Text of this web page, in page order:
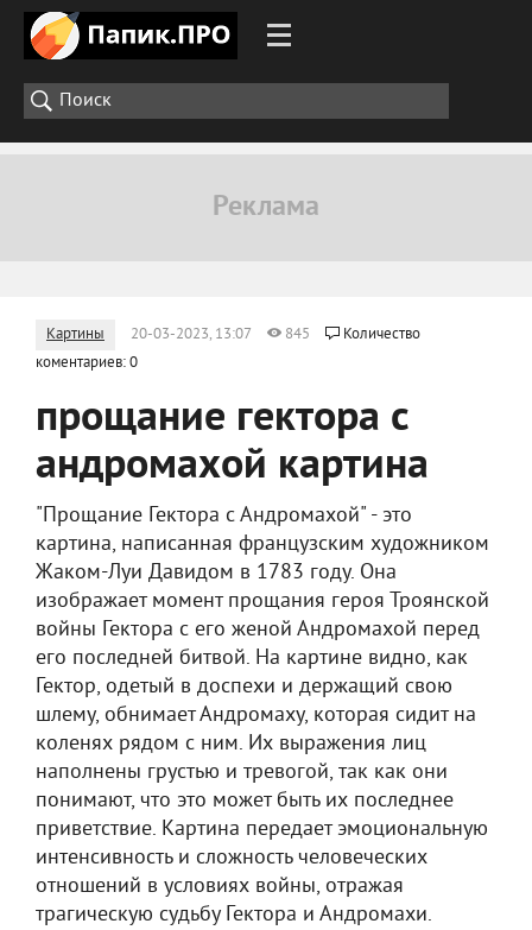
Картины 20-03-2023, 13:07 845
Количество
коментариев: 0
прощание гектора с
андромахой картина
"Прощание Гектора с Андромахой" - это
картина, написанная французским художником
Жаком-Луи Давидом в 1783 году. Она
изображает момент прощания героя Троянской
войны Гектора с его женой Андромахой перед
его последней битвой. На картине видно, как
Гектор, одетый в доспехи и держащий свою
шлему, обнимает Андромаху, которая сидит на
коленях рядом с ним. Их выражения лиц
наполнены грустью и тревогой, так как они
понимают, что это может быть их последнее
приветствие. Картина передает эмоциональную
интенсивность и сложность человеческих
отношений в условиях войны, отражая
трагическую судьбу Гектора и Андромахи.